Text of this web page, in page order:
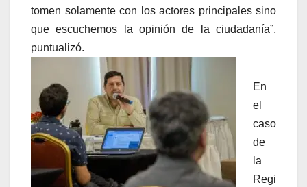
tomen solamente con los actores principales sino
que escuchemos la opinión de la ciudadanía”,
puntualizó.
En
el
caso
de
la
Regi